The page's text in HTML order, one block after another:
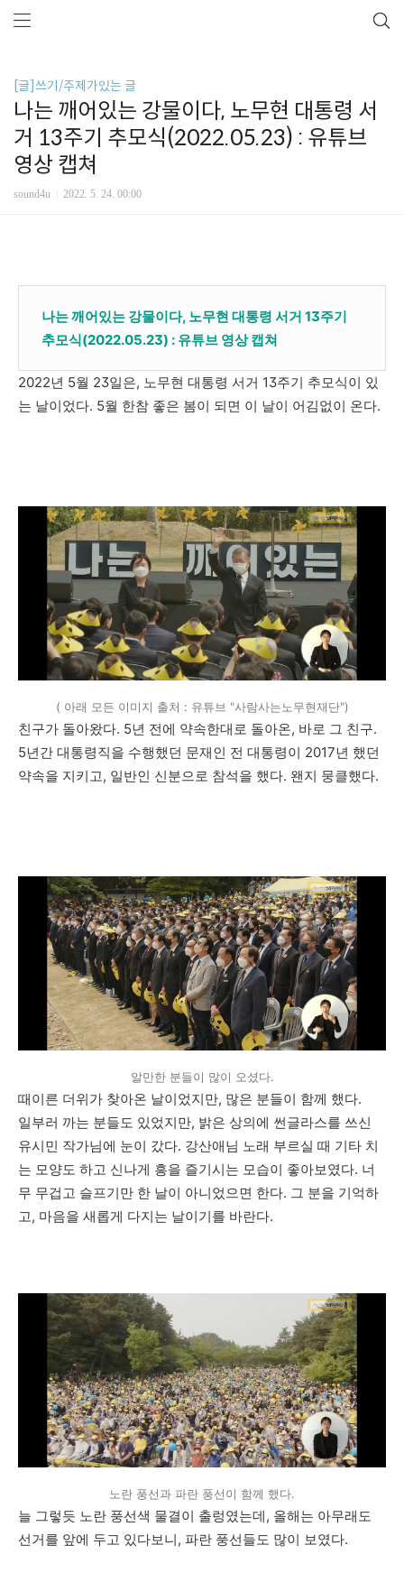
[글]쓰기/주제가있는 글
나는 깨어있는 강물이다, 노무현 대통령 서
거 13주기 추모식(2022.05.23) : 유튜브
영상 캡쳐
sound4u 2022. 5. 24. 00:00
나는 깨어있는 강물이다, 노무현 대통령 서거 13주기
추모식(2022.05.23) : 유튜브 영상 캡쳐
2022년 5월 23일은, 노무현 대통령 서거 13주기 추모식이 있
는 날이었다. 5월 한참 좋은 봄이 되면 이 날이 어김없이 온다.
( 아래 모든 이미지 출처 : 유튜브 "사람사는노무현재단")
친구가 돌아왔다. 5년 전에 약속한대로 돌아온, 바로 그 친구.
5년간 대통령직을 수행했던 문재인 전 대통령이 2017년 했던
약속을 지키고, 일반인 신분으로 참석을 했다. 왠지 뭉클했다.
알만한 분들이 많이 오셨다.
때이른 더위가 찾아온 날이었지만, 많은 분들이 함께 했다.
일부러 까는 분들도 있었지만, 밝은 상의에 썬글라스를 쓰신
유시민 작가님에 눈이 갔다. 강산애님 노래 부르실 때 기타 치
는 모양도 하고 신나게 흥을 즐기시는 모습이 좋아보였다. 너
무 무겁고 슬프기만 한 날이 아니었으면 한다. 그 분을 기억하
고, 마음을 새롭게 다지는 날이기를 바란다.
노란 풍선과 파란 풍선이 함께 했다.
늘 그렇듯 노란 풍선색 물결이 출렁였는데, 올해는 아무래도
선거를 앞에 두고 있다보니, 파란 풍선들도 많이 보였다.